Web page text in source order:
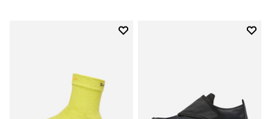
Add to wishlist
Add